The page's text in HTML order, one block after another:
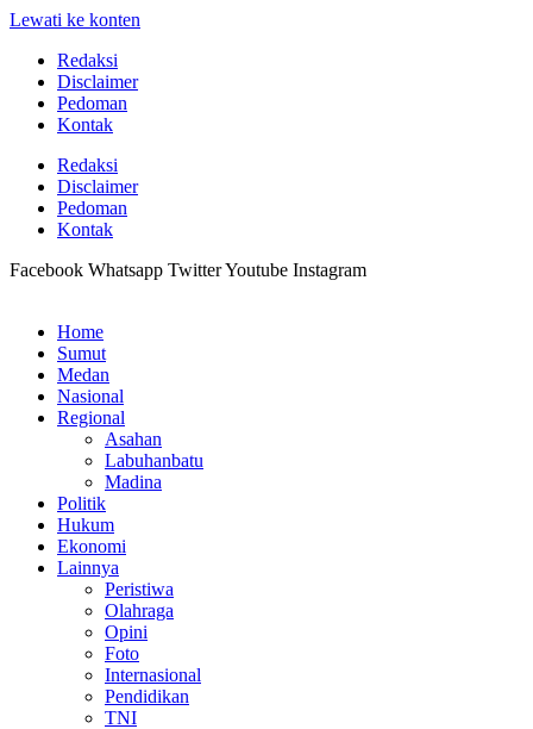
Lewati ke konten
Redaksi
Disclaimer
Pedoman
Kontak
Redaksi
Disclaimer
Pedoman
Kontak
Facebook Whatsapp TwitterYoutube Instagram
Home
Sumut
Medan
Nasional
Regional
Asahan
Labuhanbatu
Madina
Politik
Hukum
Ekonomi
Lainnya
Peristiwa
Olahraga
Opini
Foto
Internasional
Pendidikan
TNI